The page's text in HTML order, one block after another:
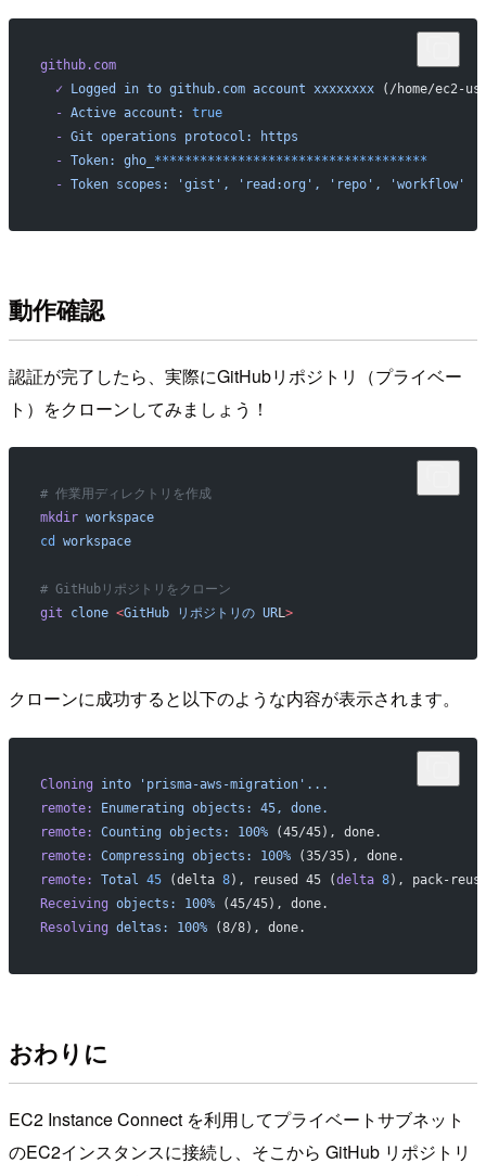
github.com
  ✓
Logged in to github.com account xxxxxxxx (/home/ec2-
  -
Active account:
true
  -
Git operations protocol:
https
  -
Token: gho_ ************************************
  -
Token scopes: 'gist', 'read:org', 'repo', 'workflow'
動作確認
認証が完了したら、実際にGitHubリポジトリ（プライベー
ト）をクローンしてみましょう！
# 作業用ディレクトリを作成
mkdir workspace
cd
workspace
# GitHubリポジトリをクローン
git clone <GitHub リポジトリの URL>
クローンに成功すると以下のような内容が表示されます。
Cloning into 'prisma-aws-migration'...
remote:
Enumerating objects: 45,
done.
remote:
Counting objects: 100% (45/45), done.
remote:
Compressing objects: 100% (35/35), done.
remote:
Total 45 (delta 8), reused 45 (delta 8), pack-
Receiving objects: 100% (45/45), done.
Resolving deltas: 100% (8/8), done.
おわりに
EC2 Instance Connect を利用してプライベートサブネット
のEC2インスタンスに接続し、そこから GitHub リポジトリ